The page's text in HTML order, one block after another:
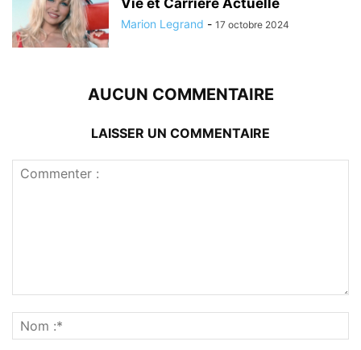
Marion Legrand - 17 octobre 2024
AUCUN COMMENTAIRE
LAISSER UN COMMENTAIRE